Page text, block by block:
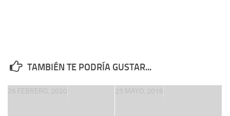
TAMBIÉN TE PODRÍA GUSTAR...
26 FEBRERO, 2020 25 MAYO, 2016